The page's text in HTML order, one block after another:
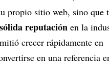
propio sitio web, sino que
reputación en la
crecer rápidamente en
en una referencia